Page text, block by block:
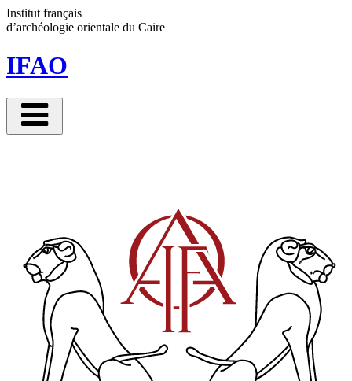
Institut français
d’archéologie orientale du Caire
IFAO